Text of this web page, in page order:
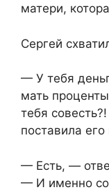
матери,
Сергей
— У тебя
мать
тебя
поставила
— Есть, —
— И именно